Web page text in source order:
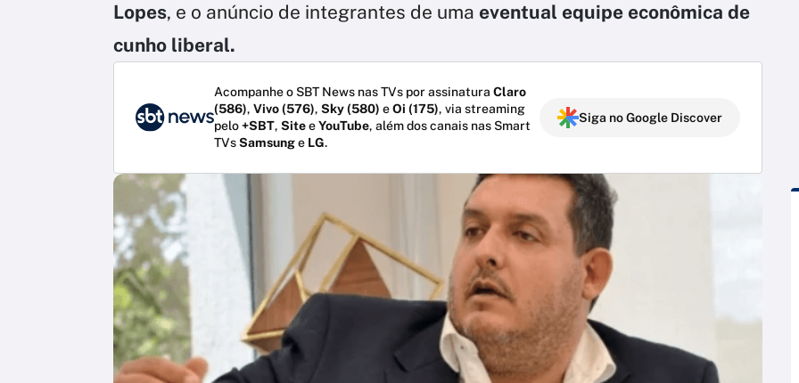
Lopes, e o anúncio de integrantes de uma eventual equipe econômica de
cunho liberal.
Acompanhe o SBT News nas TVs por assinatura Claro
(586), Vivo (576), Sky (580) eOi (175), via streaming
pelo+SBT, SiteeYouTube, além dos canais nas Smart
TVsSamsunge LG.
Siga no Google Discover